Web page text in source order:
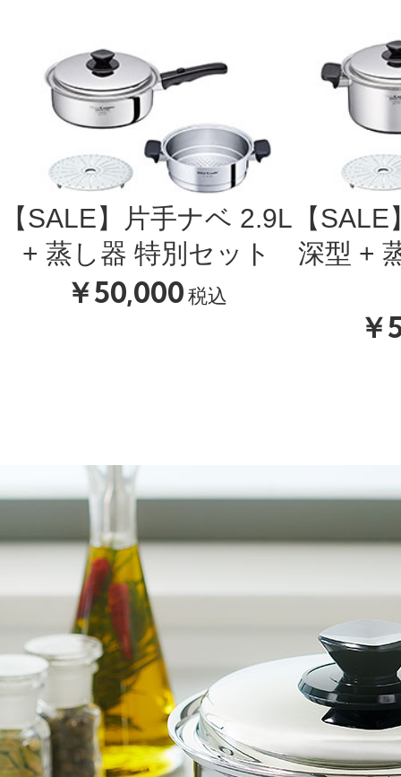
【SALE】片手ナベ 2.9L
+ 蒸し器 特別セット
￥50,000 税込
【
深型 +
￥